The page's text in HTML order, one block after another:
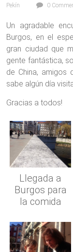
Pekín
0
Un agradable
Burgos, en el
gran ciudad que
gente fantástica,
de China, amigos
sabe algún día
Gracias a todos!
Llegada a
Burgos para
la comida